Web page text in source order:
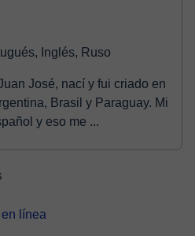
Inglés, Ruso
José, nací y fui criado en
Brasil y Paraguay. Mi
y eso me ...
línea